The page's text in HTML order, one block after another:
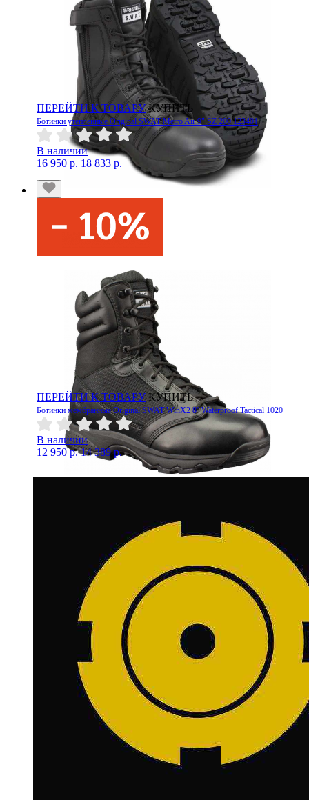
ПЕРЕЙТИ К ТОВАРУ КУПИТЬ
Ботинки утепленные Original SWAT Metro Air 9" SZ 200 123401
В наличии
16 950 р. 18 833 р.
ПЕРЕЙТИ К ТОВАРУ КУПИТЬ
Ботинки мембранные Original SWAT WinX2 8'' Waterproof Tactical 1020
В наличии
12 950 р. 14 389 р.